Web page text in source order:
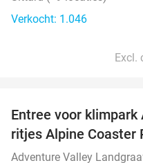
Verkocht: 1.046
Excl.
Entree voor
ritjes Alpine Coaster
Adventure Valley